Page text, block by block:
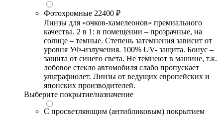
Фотохромные 22400 ₽
Линзы для «очков-хамелеонов» премиального
качества. 2 в 1: в помещении – прозрачные, на
солнце – темные. Степень затемнения зависит от
уровня УФ-излучения. 100% UV- защита. Бонус –
защита от синего света. Не темнеют в машине, т.к.
лобовое стекло автомобиля слабо пропускает
ультрафиолет. Линзы от ведущих европейских и
японских производителей.
Выберите покрытие/назначение
С просветляющим (антибликовым) покрытием